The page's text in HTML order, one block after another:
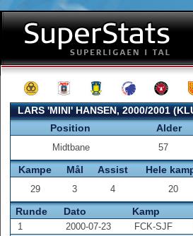
LARS 'MINI' HANSEN, 2000/2001
Position
Alder
Midtbane 57
Kampe Mål Assist Hele
29 3 4 20
Runde Dato Kamp
1 2000-07-23 FCK-SJF